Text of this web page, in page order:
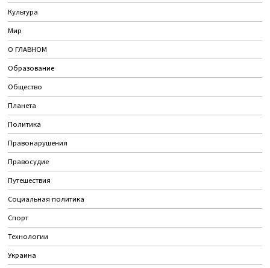
Культура
Мир
О ГЛАВНОМ
Образование
Общество
Планета
Политика
Правонарушения
Правосудие
Путешествия
Социальная политика
Спорт
Технологии
Украина